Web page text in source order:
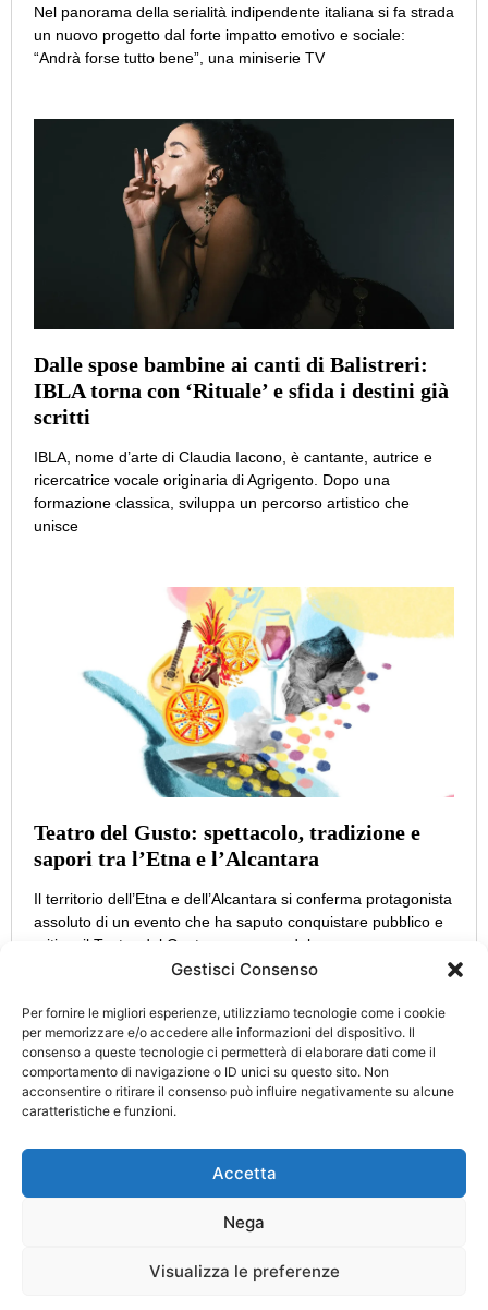
Gestisci Consenso
Per fornire le migliori esperienze, utilizziamo tecnologie come i cookie
per memorizzare e/o accedere alle informazioni del dispositivo. Il
consenso a queste tecnologie ci permetterà di elaborare dati come il
comportamento di navigazione o ID unici su questo sito. Non
acconsentire o ritirare il consenso può influire negativamente su alcune
caratteristiche e funzioni.
Accetta
Nega
Visualizza le preferenze
Nel panorama della serialità indipendente italiana si fa strada
un nuovo progetto dal forte impatto emotivo e sociale:
“Andrà forse tutto bene”, una miniserie TV
Dalle spose bambine ai canti di Balistreri:
IBLA torna con ‘Rituale’ e sfida i destini già
scritti
IBLA, nome d’arte di Claudia Iacono, è cantante, autrice e
ricercatrice vocale originaria di Agrigento. Dopo una
formazione classica, sviluppa un percorso artistico che
unisce
Teatro del Gusto: spettacolo, tradizione e
sapori tra l’Etna e l’Alcantara
Il territorio dell’Etna e dell’Alcantara si conferma protagonista
assoluto di un evento che ha saputo conquistare pubblico e
critica: il Teatro del Gusto, promosso dal
CATEGORIE
Attualità Cultura
d’Italia
Politica
Turismo Cronaca
INFO
UTILI
Cookie Policy
Nicolosi Alfio